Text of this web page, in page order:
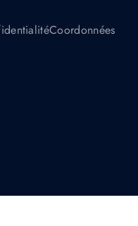
Coordonnées